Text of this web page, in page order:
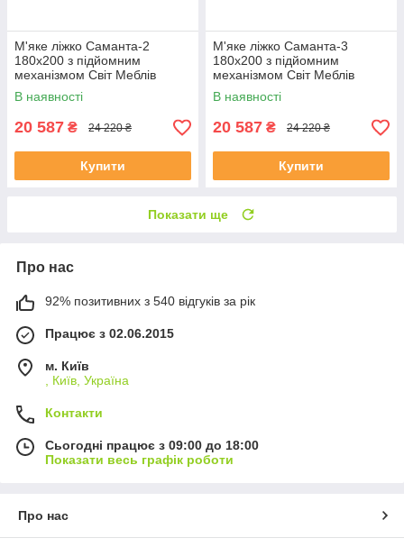
М'яке ліжко Саманта-2
180х200 з підйомним
механізмом Світ Меблів
В наявності
20 587 ₴ 24 220 ₴
Купити
М'яке ліжко Саманта-3
180х200 з підйомним
механізмом Світ Меблів
В наявності
20 587 ₴ 24 220 ₴
Купити
Показати ще
Про нас
92% позитивних з 540 відгуків за рік
Працює з 02.06.2015
м. Київ
, Київ, Україна
Контакти
Сьогодні працює з 09:00 до 18:00
Показати весь графік роботи
Про нас